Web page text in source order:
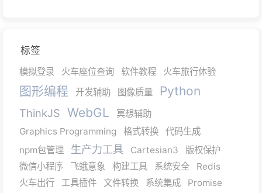
标签
模拟登录 火车座位查询 软件教程 火车旅行体验
图形编程 开发辅助 图像质量 Python
ThinkJS WebGL
冥想辅助
Graphics Programming
格式转换
代码生成
npm包管理
生产力工具 Cartesian3
版权保护
微信小程序
飞蛾意象 构建工具 系统安全
Redis
火车出行
工具插件 文件转换 系统集成
Promise